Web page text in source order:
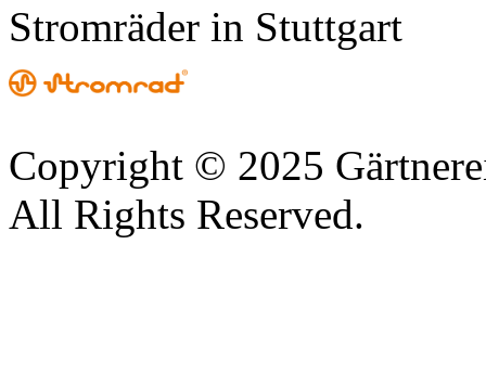
Stromräder in Stuttgart
Copyright © 2025
All Rights Reserved.